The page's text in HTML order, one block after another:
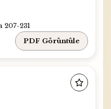
207-231
PDF Görüntüle